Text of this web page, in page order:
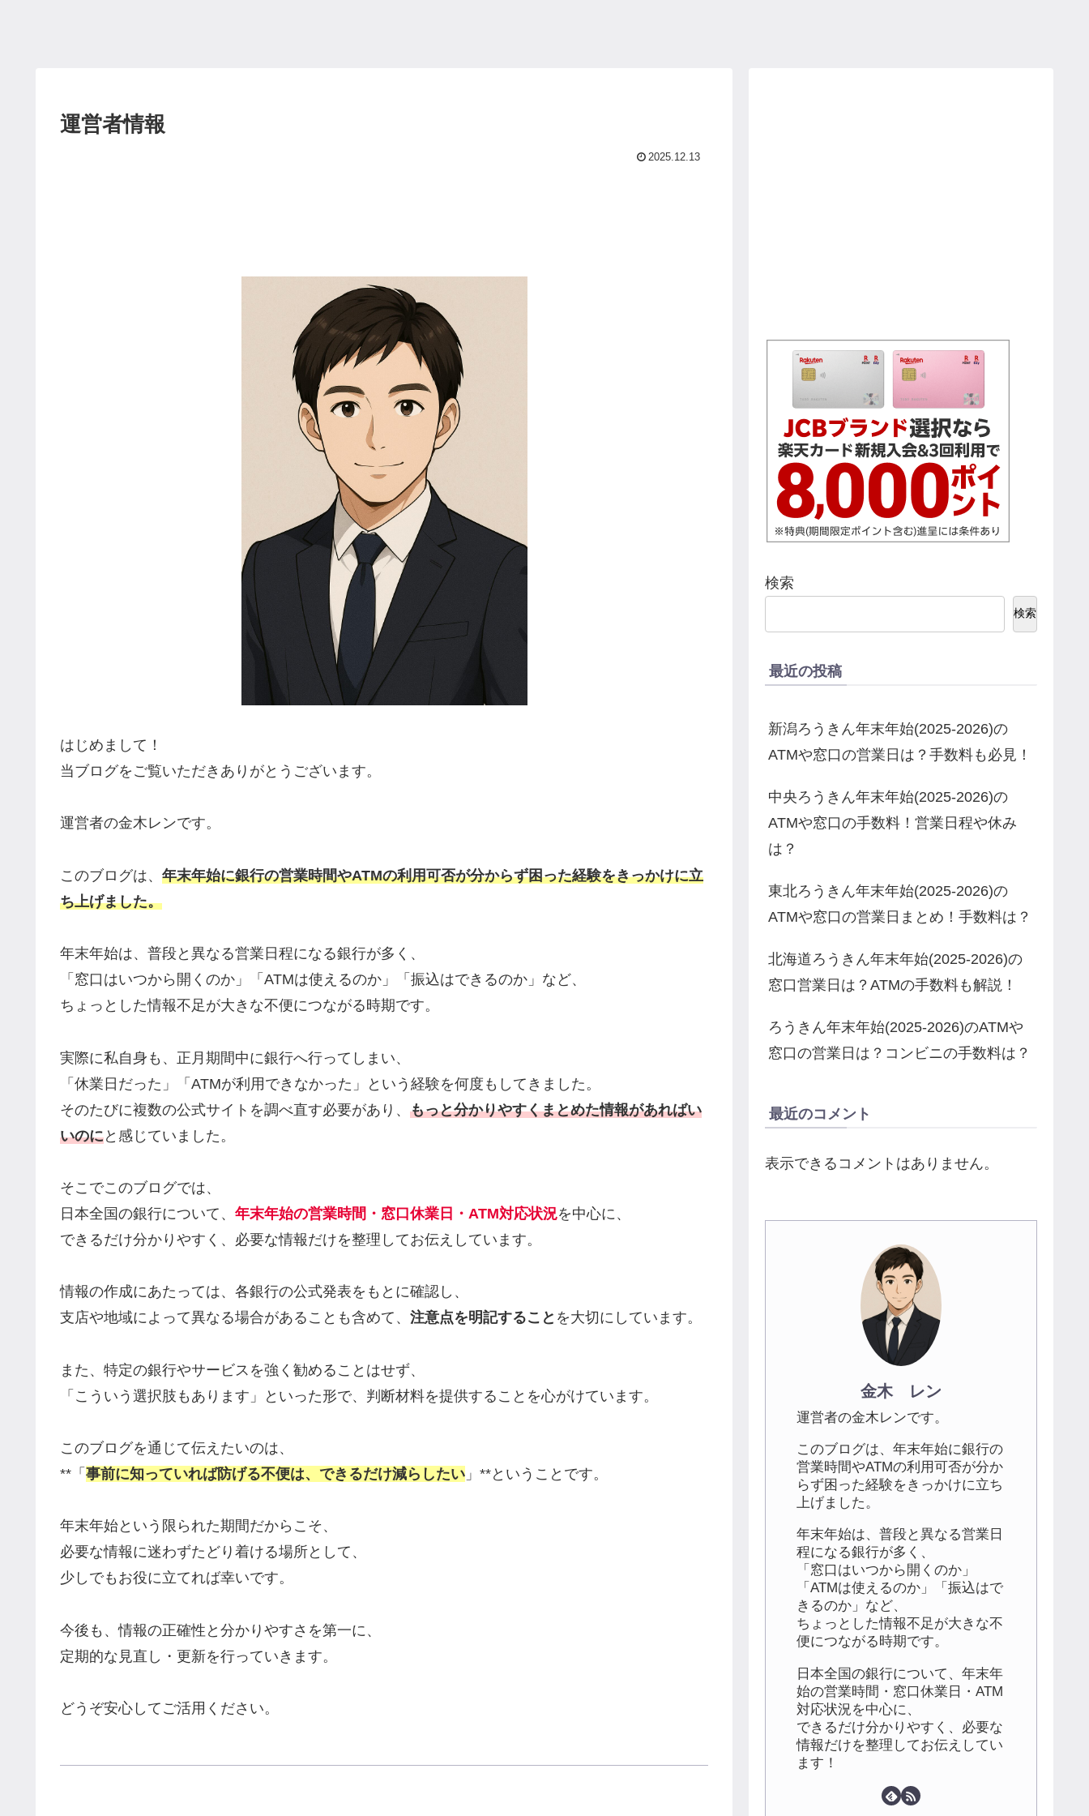
運営者情報
2025.12.13
はじめまして！
当ブログをご覧いただきありがとうございます。
運営者の金木レンです。
このブログは、 年末年始に銀行の営業時間やATMの利用可否が分からず困った経験をきっかけに立
ち上げました。
年末年始は、普段と異なる営業日程になる銀行が多く、
「窓口はいつから開くのか」「ATMは使えるのか」「振込はできるのか」など、
ちょっとした情報不足が大きな不便につながる時期です。
実際に私自身も、正月期間中に銀行へ行ってしまい、
「休業日だった」「ATMが利用できなかった」という経験を何度もしてきました。
そのたびに複数の公式サイトを調べ直す必要があり、 もっと分かりやすくまとめた情報があればい
いのにと感じていました。
そこでこのブログでは、
日本全国の銀行について、 年末年始の営業時間・窓口休業日・ATM対応状況を中心に、
できるだけ分かりやすく、必要な情報だけを整理してお伝えしています。
情報の作成にあたっては、各銀行の公式発表をもとに確認し、
支店や地域によって異なる場合があることも含めて、 注意点を明記すること を大切にしています。
また、特定の銀行やサービスを強く勧めることはせず、
「こういう選択肢もあります」といった形で、判断材料を提供することを心がけています。
このブログを通じて伝えたいのは、
**「 事前に知っていれば防げる不便は、できるだけ減らしたい 」**ということです。
年末年始という限られた期間だからこそ、
必要な情報に迷わずたどり着ける場所として、
少しでもお役に立てれば幸いです。
今後も、情報の正確性と分かりやすさを第一に、
定期的な見直し・更新を行っていきます。
どうぞ安心してご活用ください。
検索
検索
最近の投稿
新潟ろうきん年末年始(2025-2026)の
ATMや窓口の営業日は？手数料も必見！
中央ろうきん年末年始(2025-2026)の
ATMや窓口の手数料！営業日程や休み
は？
東北ろうきん年末年始(2025-2026)の
ATMや窓口の営業日まとめ！手数料は？
北海道ろうきん年末年始(2025-2026)の
窓口営業日は？ATMの手数料も解説！
ろうきん年末年始(2025-2026)のATMや
窓口の営業日は？コンビニの手数料は？
最近のコメント
表示できるコメントはありません。
金木 レン
運営者の金木レンです。
このブログは、年末年始に銀行の
営業時間やATMの利用可否が分か
らず困った経験をきっかけに立ち
上げました。
年末年始は、普段と異なる営業日
程になる銀行が多く、
「窓口はいつから開くのか」
「ATMは使えるのか」「振込はで
きるのか」など、
ちょっとした情報不足が大きな不
便につながる時期です。
日本全国の銀行について、年末年
始の営業時間・窓口休業日・ATM
対応状況を中心に、
できるだけ分かりやすく、必要な
情報だけを整理してお伝えしてい
ます！